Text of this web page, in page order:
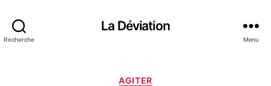
Recherche
La Déviation
Menu
C
AGITER